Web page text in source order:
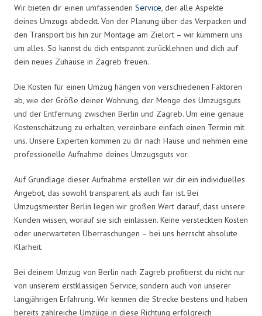
Wir bieten dir einen umfassenden Service, der alle Aspekte
deines Umzugs abdeckt. Von der Planung über das Verpacken und
den Transport bis hin zur Montage am Zielort – wir kümmern uns
um alles. So kannst du dich entspannt zurücklehnen und dich auf
dein neues Zuhause in Zagreb freuen.
Die Kosten für einen Umzug hängen von verschiedenen Faktoren
ab, wie der Größe deiner Wohnung, der Menge des Umzugsguts
und der Entfernung zwischen Berlin und Zagreb. Um eine genaue
Kostenschätzung zu erhalten, vereinbare einfach einen Termin mit
uns. Unsere Experten kommen zu dir nach Hause und nehmen eine
professionelle Aufnahme deines Umzugsguts vor.
Auf Grundlage dieser Aufnahme erstellen wir dir ein individuelles
Angebot, das sowohl transparent als auch fair ist. Bei
Umzugsmeister Berlin legen wir großen Wert darauf, dass unsere
Kunden wissen, worauf sie sich einlassen. Keine versteckten Kosten
oder unerwarteten Überraschungen – bei uns herrscht absolute
Klarheit.
Bei deinem Umzug von Berlin nach Zagreb profitierst du nicht nur
von unserem erstklassigen Service, sondern auch von unserer
langjährigen Erfahrung. Wir kennen die Strecke bestens und haben
bereits zahlreiche Umzüge in diese Richtung erfolgreich